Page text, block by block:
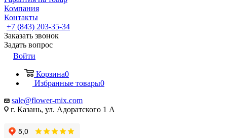
Компания
Контакты
+7 (843) 203-35-34
Заказать звонок
Задать вопрос
Войти
Корзина0
Избранные товары0
sale@flower-mix.com
г. Казань, ул. Адоратского 1 А